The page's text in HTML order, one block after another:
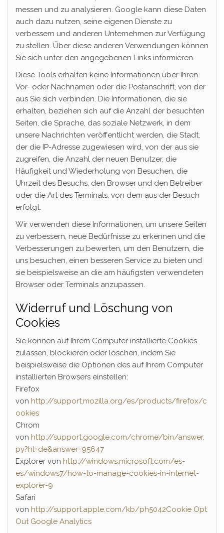
messen und zu analysieren. Google kann diese Daten
auch dazu nutzen, seine eigenen Dienste zu
verbessern und anderen Unternehmen zur Verfügung
zu stellen. Über diese anderen Verwendungen können
Sie sich unter den angegebenen Links informieren.
Diese Tools erhalten keine Informationen über Ihren
Vor- oder Nachnamen oder die Postanschrift, von der
aus Sie sich verbinden. Die Informationen, die sie
erhalten, beziehen sich auf die Anzahl der besuchten
Seiten, die Sprache, das soziale Netzwerk, in dem
unsere Nachrichten veröffentlicht werden, die Stadt,
der die IP-Adresse zugewiesen wird, von der aus sie
zugreifen, die Anzahl der neuen Benutzer, die
Häufigkeit und Wiederholung von Besuchen, die
Uhrzeit des Besuchs, den Browser und den Betreiber
oder die Art des Terminals, von dem aus der Besuch
erfolgt.
Wir verwenden diese Informationen, um unsere Seiten
zu verbessern, neue Bedürfnisse zu erkennen und die
Verbesserungen zu bewerten, um den Benutzern, die
uns besuchen, einen besseren Service zu bieten und
sie beispielsweise an die am häufigsten verwendeten
Browser oder Terminals anzupassen.
Widerruf und Löschung von
Cookies
Sie können auf Ihrem Computer installierte Cookies
zulassen, blockieren oder löschen, indem Sie
beispielsweise die Optionen des auf Ihrem Computer
installierten Browsers einstellen:
Firefox
von http://support.mozilla.org/es/products/firefox/c
ookies
Chrom
von http://support.google.com/chrome/bin/answer.
py?hl=de&answer=95647
Explorer von http://windows.microsoft.com/es-
es/windows7/how-to-manage-cookies-in-internet-
explorer-9
Safari
von http://support.apple.com/kb/ph5042Cookie Opt
Out Google Analytics